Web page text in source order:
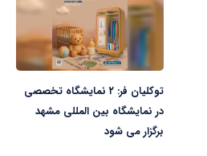
توکلیان فر: ۲ نمایشگاه تخصصی
در نمایشگاه بین المللی مشهد
برگزار می شود